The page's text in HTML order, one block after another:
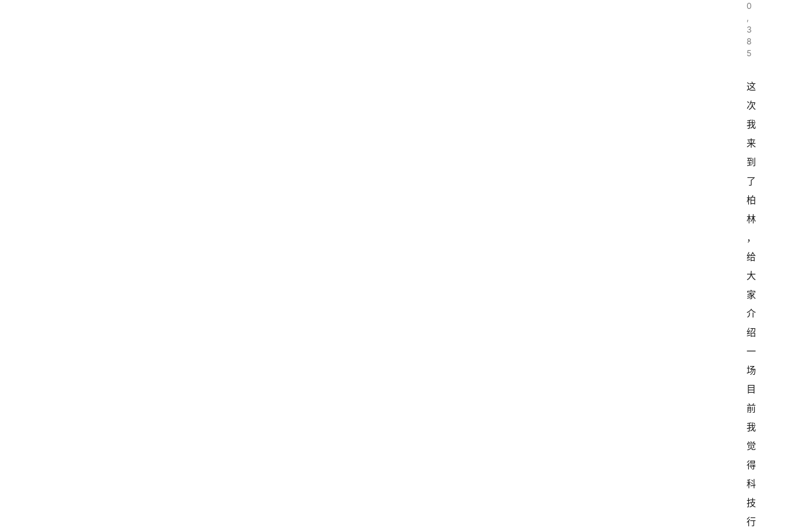
0
,
3
8
5
这
次
我
来
到
了
柏
林
，
给
大
家
介
绍
一
场
目
前
我
觉
得
科
技
行